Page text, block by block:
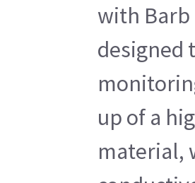
with Barb
designed
up of a
material,